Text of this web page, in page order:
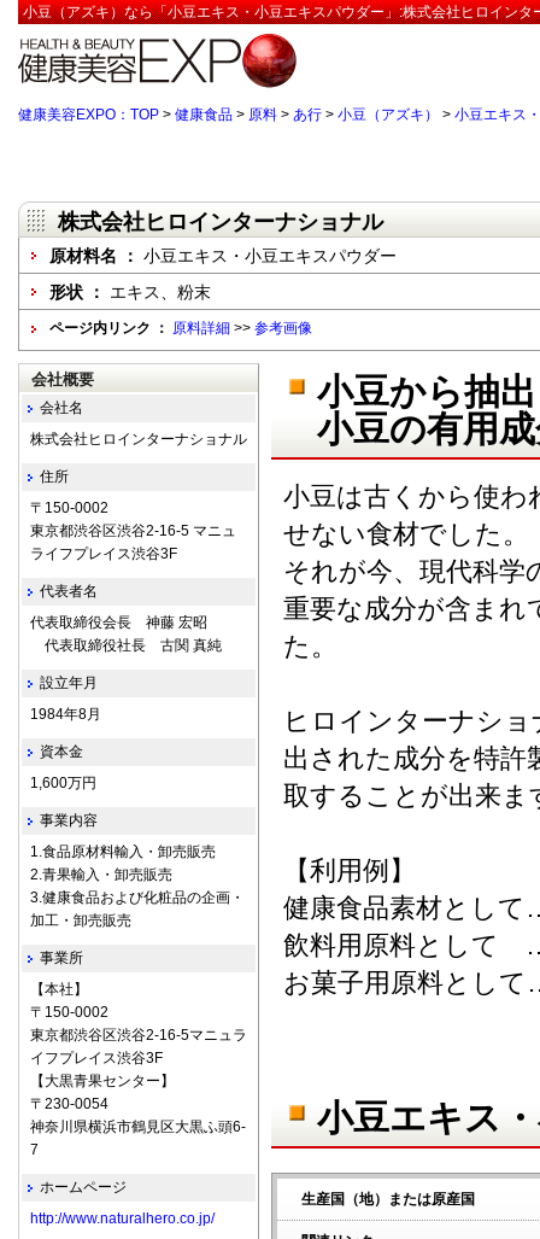
小豆（アズキ）なら「小豆エキス・小豆エキスパウダー」:株式会社ヒロイン
健康美容EXPO：TOP > 健康食品 > 原料 > あ行 > 小豆（アズキ） > 小豆エキス
株式会社ヒロインターナショナル
原材料名 ： 小豆エキス・小豆エキスパウダー
形状 ： エキス、粉末
ページ内リンク ： 原料詳細 >> 参考画像
小豆から抽
小豆の有用
小豆は古くから使わ
せない食材でした。
それが今、現代科学
重要な成分が含ま
た。
ヒロインターナシ
出された成分を特許
取することが出来ま
【利用例】
健康食品素材とし
飲料用原料として
お菓子用原料とし
小豆エキス
生産国（地）または原産国
会社概要
会社名
株式会社ヒロインターナショナル
住所
〒150-0002
東京都渋谷区渋谷2-16-5 マニュ
ライフプレイス渋谷3F
代表者名
代表取締役会長 神藤 宏昭
代表取締役社長 古関 真純
設立年月
1984年8月
資本金
1,600万円
事業内容
1.食品原材料輸入・卸売販売
2.青果輸入・卸売販売
3.健康食品および化粧品の企画・
加工・卸売販売
事業所
【本社】
〒150-0002
東京都渋谷区渋谷2-16-5マニュラ
イフプレイス渋谷3F
【大黒青果センター】
〒230-0054
神奈川県横浜市鶴見区大黒ふ頭6-
7
ホームページ
http://www.naturalhero.co.jp/